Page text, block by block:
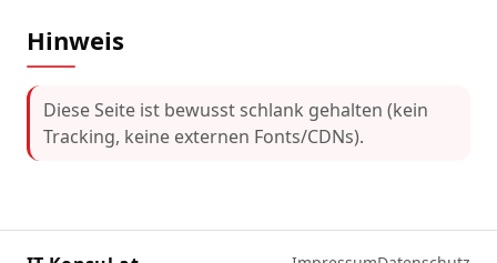
Hinweis
Diese Seite ist bewusst schlank gehalten (kein
Tracking, keine externen Fonts/CDNs).